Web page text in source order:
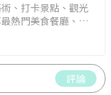
、打卡景點、觀光
熱門美食餐廳、約
、3C科技、心理測
玩樂實用資訊。
評論